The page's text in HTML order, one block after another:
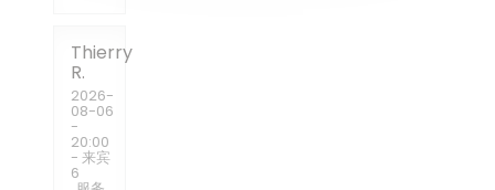
Thierry
R
2026-
08-06
-
20:00
- 来宾
6